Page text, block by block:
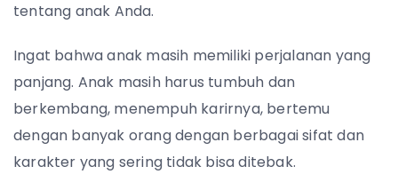
tentang anak Anda.
Ingat bahwa anak masih memiliki perjalanan yang
panjang. Anak masih harus tumbuh dan
berkembang, menempuh karirnya, bertemu
dengan banyak orang dengan berbagai sifat dan
karakter yang sering tidak bisa ditebak.